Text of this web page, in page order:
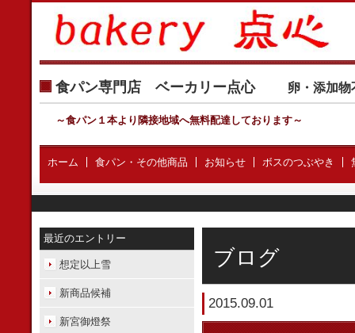
食パン専門店 ベーカリー点心 卵・添加
～食パン１本より隣接地域へ無料配達しております～
ホーム 食パン・その他商品 お知らせ ボスのつぶやき
ブログ
2015.09.01
最近のエントリー
想定以上雪
新商品候補
新宮御燈祭